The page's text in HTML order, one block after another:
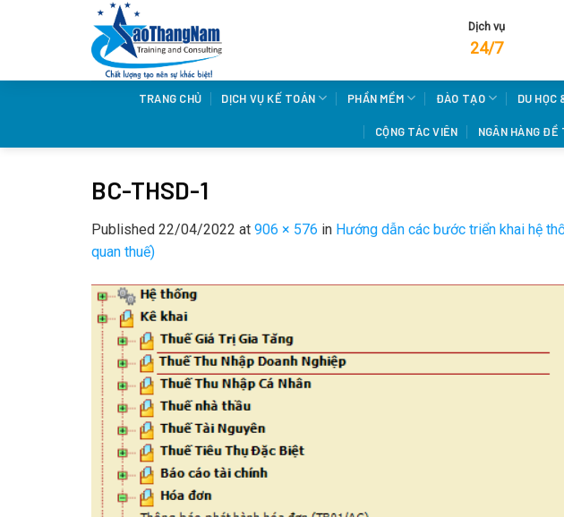
Dịch vụ
24/7
TRANG CHỦ DỊCH VỤ KẾ TOÁN PHẦN MỀM ĐÀO TẠO DU HỌC
CỘNG TÁC VIÊN NGÂN HÀNG ĐỀ
BC-THSD-1
Published 22/04/2022 at 906 × 576 in Hướng dẫn các bước triển khai hệ
quan thuế)